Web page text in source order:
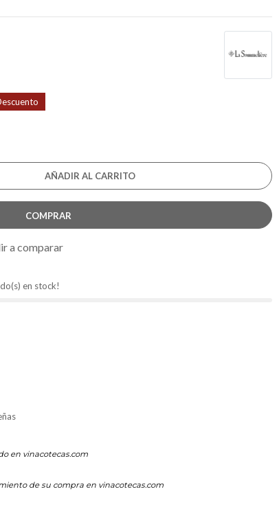
AÑADIR AL CARRITO
COMPRAR
a comparar
en stock!
en vinacotecas.com
de su compra en vinacotecas.com